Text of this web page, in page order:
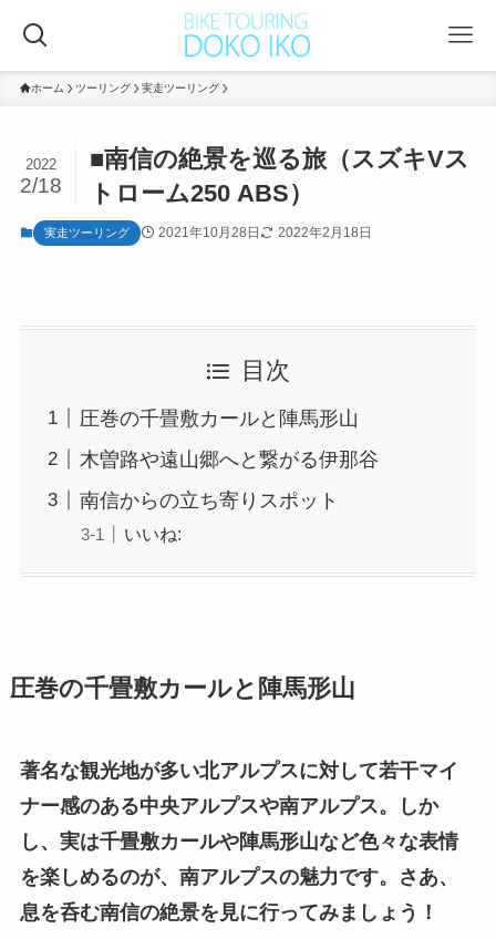
ホーム ツーリング 実走ツーリング
■南信の絶景を巡る旅（スズキVス
トローム250 ABS）
2022
2/18
実走ツーリング 2021年10月28日 2022年2月18日
目次
圧巻の千畳敷カールと陣馬形山
木曽路や遠山郷へと繋がる伊那谷
南信からの立ち寄りスポット
いいね:
圧巻の千畳敷カールと陣馬形山
著名な観光地が多い北アルプスに対して若干マイ
ナー感のある中央アルプスや南アルプス。しか
し、実は千畳敷カールや陣馬形山など色々な表情
を楽しめるのが、南アルプスの魅力です。さあ、
息を呑む南信の絶景を見に行ってみましょう！